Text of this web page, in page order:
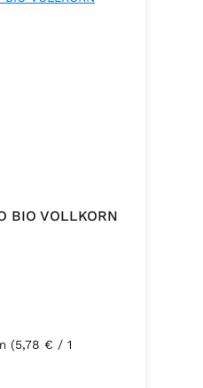
BIO VOLLKORN
(5,78 € / 1